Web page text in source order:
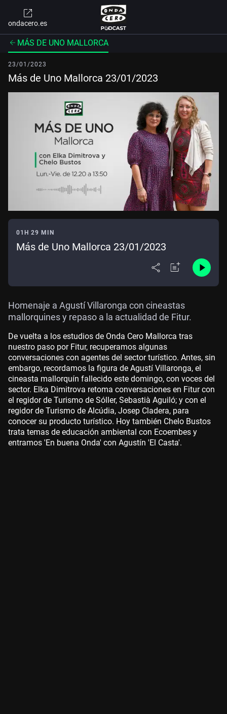
ondacero.es
MÁS DE UNO MALLORCA
23/01/2023
Más de Uno Mallorca 23/01/2023
01H 29 MIN
Más de Uno Mallorca 23/01/2023
Homenaje a Agustí Villaronga con cineastas
mallorquines y repaso a la actualidad de Fitur.
De vuelta a los estudios de Onda Cero Mallorca tras
nuestro paso por Fitur, recuperamos algunas
conversaciones con agentes del sector turístico. Antes, sin
embargo, recordamos la figura de Agustí Villaronga, el
cineasta mallorquín fallecido este domingo, con voces del
sector. Elka Dimitrova retoma conversaciones en Fitur con
el regidor de Turismo de Sóller, Sebastià Aguiló; y con el
regidor de Turismo de Alcúdia, Josep Cladera, para
conocer su producto turístico. Hoy también Chelo Bustos
trata temas de educación ambiental con Ecoembes y
entramos 'En buena Onda' con Agustín 'El Casta'.